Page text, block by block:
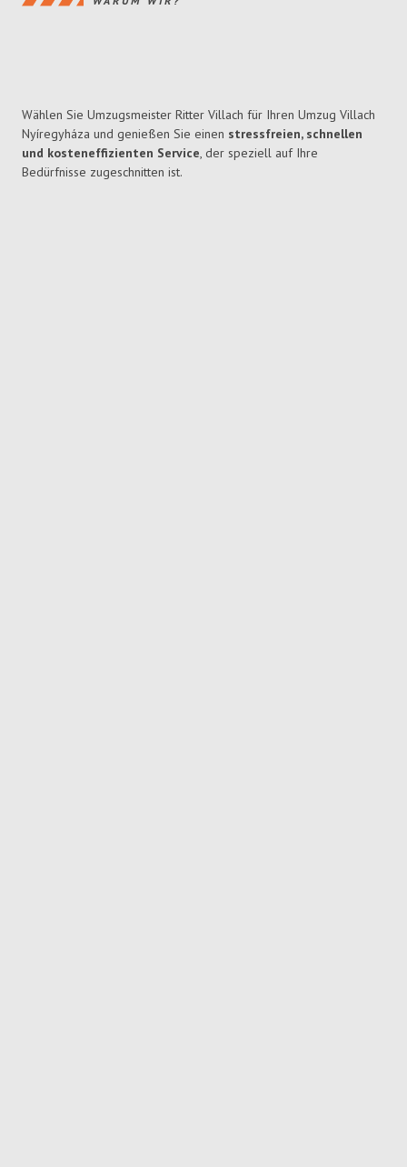
Wählen Sie Umzugsmeister Ritter Villach für Ihren Umzug Villach
Nyíregyháza und genießen Sie einen stressfreien, schnellen
und kosteneffizienten Service, der speziell auf Ihre
Bedürfnisse zugeschnitten ist.